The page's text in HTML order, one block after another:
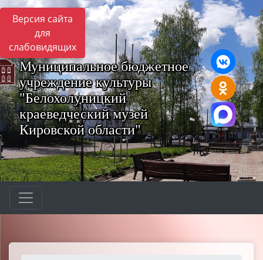
Версия сайта
для
слабовидящих
Муниципальное бюджетное
учреждение культуры
"Белохолуницкий
краеведческий музей
Кировской области"